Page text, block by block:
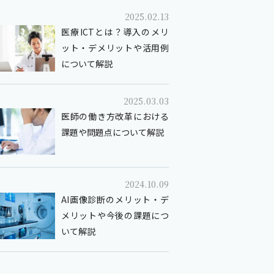
2025.02.13
医療ICTとは？導入のメリ
ット・デメリットや活用例
について解説
2025.03.03
医師の働き方改革における
課題や問題点について解説
2024.10.09
AI画像診断のメリット・デ
メリットや今後の課題につ
いて解説